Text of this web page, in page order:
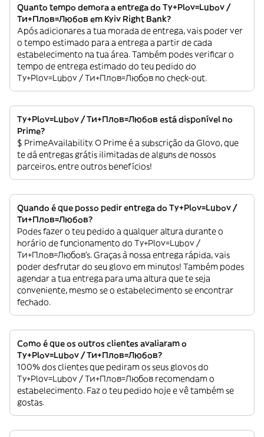
Quanto tempo demora a entrega do Ty+Plov=Lubov /
Ти+Плов=Любов em Kyiv Right Bank?
Após adicionares a tua morada de entrega, vais poder ver
o tempo estimado para a entrega a partir de cada
estabelecimento na tua área. Também podes verificar o
tempo de entrega estimado do teu pedido do
Ty+Plov=Lubov / Ти+Плов=Любов no check-out.
Ty+Plov=Lubov / Ти+Плов=Любов está disponível no
Prime?
$ PrimeAvailability. O Prime é a subscrição da Glovo, que
te dá entregas grátis ilimitadas de alguns de nossos
parceiros, entre outros benefícios!
Quando é que posso pedir entrega do Ty+Plov=Lubov /
Ти+Плов=Любов?
Podes fazer o teu pedido a qualquer altura durante o
horário de funcionamento do Ty+Plov=Lubov /
Ти+Плов=Любов’s. Graças à nossa entrega rápida, vais
poder desfrutar do seu glovo em minutos! Também podes
agendar a tua entrega para uma altura que te seja
conveniente, mesmo se o estabelecimento se encontrar
fechado.
Como é que os outros clientes avaliaram o
Ty+Plov=Lubov / Ти+Плов=Любов?
100% dos clientes que pediram os seus glovos do
Ty+Plov=Lubov / Ти+Плов=Любов recomendam o
estabelecimento. Faz o teu pedido hoje e vê também se
gostas.